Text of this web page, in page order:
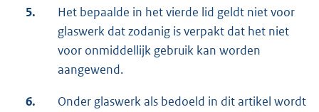
5.
Het bepaalde in het vierde lid geldt niet voor
glaswerk dat zodanig is verpakt dat het niet
voor onmiddellijk gebruik kan worden
aangewend.
6.
Onder glaswerk als bedoeld in dit artikel wordt